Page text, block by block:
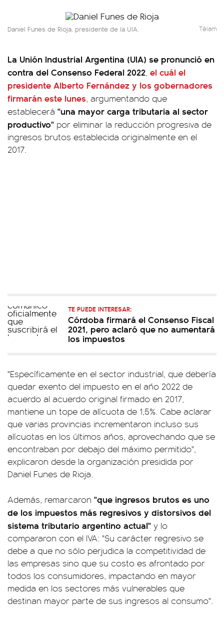
Daniel Funes de Rioja, presidente de la UIA. Télam
La Unión Industrial Argentina (UIA) se pronunció en
contra del Consenso Federal 2022, el cuál el
presidente Alberto Fernández y los gobernadores
firmarán este lunes, argumentando que
establecerá "una mayor carga tributaria al sector
productivo" por eliminar la reducción progresiva de
ingresos brutos establecida originalmente en el
2017.
TE PUEDE INTERESAR:
Córdoba firmará el Consenso Fiscal
2021, pero aclaró que no aumentará
los impuestos
"Específicamente en el sector industrial, que debería
quedar exento del impuesto en el año 2022 de
acuerdo al acuerdo original firmado en 2017,
mantiene un tope de alícuota de 1,5%. Cabe aclarar
que varias provincias incrementaron incluso sus
alícuotas en los últimos años, aprovechando que se
encontraban por debajo del máximo permitido",
explicaron desde la organización presidida por
Daniel Funes de Rioja.
Además, remarcaron "que ingresos brutos es uno
de los impuestos más regresivos y distorsivos del
sistema tributario argentino actual" y lo
compararon con el IVA: "Su carácter regresivo se
debe a que no sólo perjudica la competitividad de
las empresas sino que su costo es afrontado por
todos los consumidores, impactando en mayor
medida en los sectores más vulnerables que
destinan mayor parte de sus ingresos al consumo".